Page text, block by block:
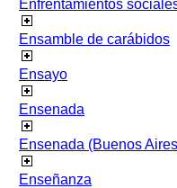
Enfrentamientos
Ensamble de carábidos
Ensayo
Ensenada
Ensenada (Buenos
Enseñanza